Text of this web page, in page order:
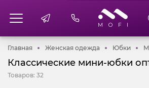
ГлавнаяГлавнаяЖенская одежда Женская
ЮбкиЮбки
Классические мини-юбки
Товаров: 32